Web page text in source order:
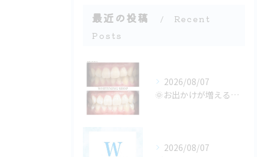
最近の投稿
Recent
Posts
2026/08/07
🌞お出かけが増える季節、口元の準備できてる？🦷✨
2026/08/07